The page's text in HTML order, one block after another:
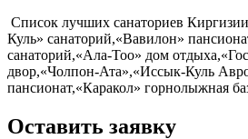
Список лучших санаториев
Куль» санаторий,«Вавилон»
санаторий,«Ала-Тоо» дом
двор,«Чолпон-Ата»,«Иссык-Куль
пансионат,«Каракол» горнолыжная
Оставить заявку